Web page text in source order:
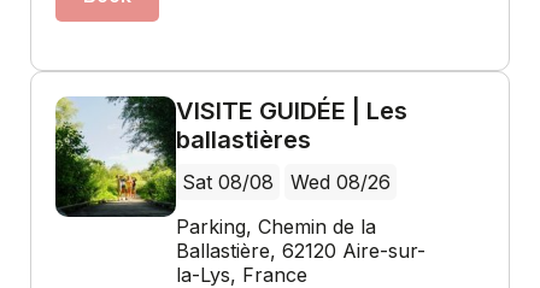
VISITE GUIDÉE | Les
ballastières
Sat 08/08
Wed 08/26
Parking, Chemin de la
Ballastière, 62120 Aire-sur-
la-Lys, France